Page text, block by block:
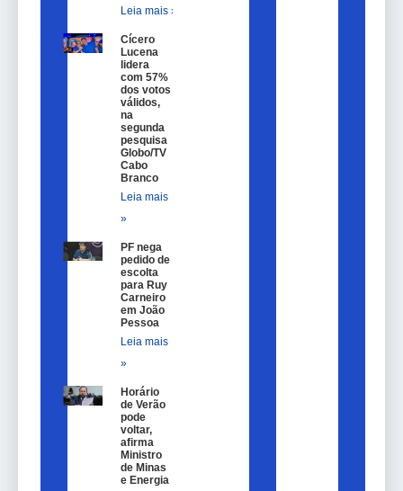
Leia mais »
Cícero
Lucena
lidera
com 57%
dos votos
válidos,
na
segunda
pesquisa
Globo/TV
Cabo
Branco
Leia mais
»
PF nega
pedido de
escolta
para Ruy
Carneiro
em João
Pessoa
Leia mais
»
Horário
de Verão
pode
voltar,
afirma
Ministro
de Minas
e Energia